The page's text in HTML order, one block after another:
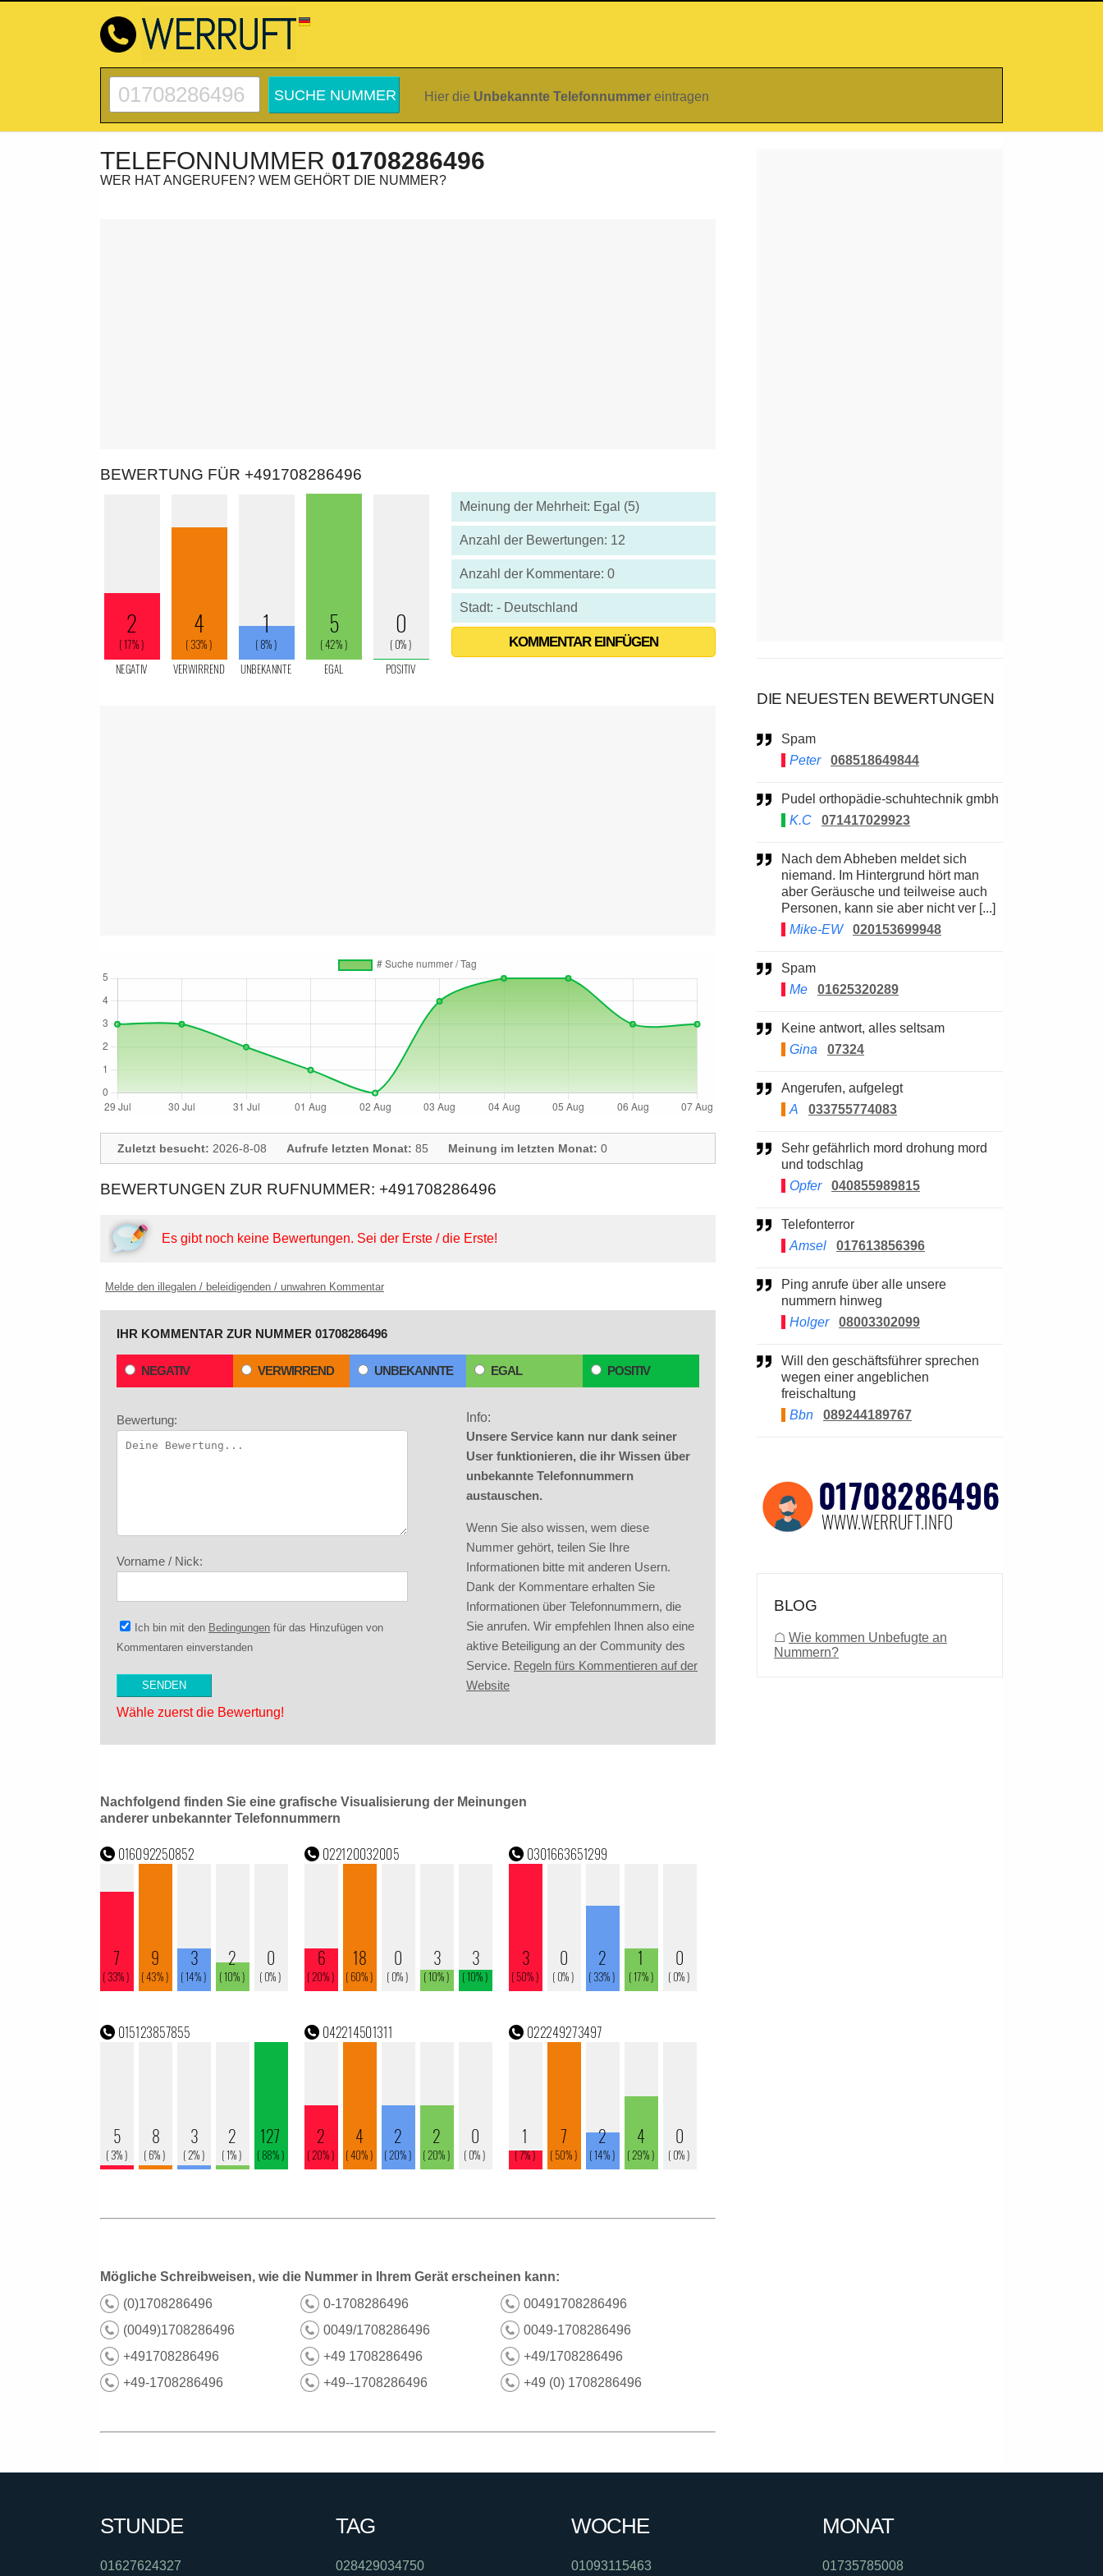
Hier die Unbekannte Telefonnummer eintragen
TELEFONNUMMER 01708286496
WER HAT ANGERUFEN? WEM GEHÖRT DIE NUMMER?
BEWERTUNG FÜR +491708286496
Meinung der Mehrheit: Egal (5)
Anzahl der Bewertungen: 12
Anzahl der Kommentare: 0
Stadt: - Deutschland
KOMMENTAR EINFÜGEN
Zuletzt besucht: 2026-8-08 Aufrufe letzten Monat: 85 Meinung im letzten Monat: 0
BEWERTUNGEN ZUR RUFNUMMER: +491708286496
Es gibt noch keine Bewertungen. Sei der Erste / die Erste!
Melde den illegalen / beleidigenden / unwahren Kommentar
IHR KOMMENTAR ZUR NUMMER 01708286496
NEGATIV VERWIRREND UNBEKANNTE EGAL POSITIV
Bewertung:
Vorname / Nick:
Ich bin mit den Bedingungen für das Hinzufügen von
Kommentaren einverstanden
Wähle zuerst die Bewertung!
Info:
Unsere Service kann nur dank seiner
User funktionieren, die ihr Wissen über
unbekannte Telefonnummern
austauschen.
Wenn Sie also wissen, wem diese
Nummer gehört, teilen Sie Ihre
Informationen bitte mit anderen Usern.
Dank der Kommentare erhalten Sie
Informationen über Telefonnummern, die
Sie anrufen. Wir empfehlen Ihnen also eine
aktive Beteiligung an der Community des
Service. Regeln fürs Kommentieren auf der
Website
Nachfolgend finden Sie eine grafische Visualisierung der Meinungen
anderer unbekannter Telefonnummern
Mögliche Schreibweisen, wie die Nummer in Ihrem Gerät erscheinen kann:
(0)1708286496
0-1708286496
00491708286496
(0049)1708286496
0049/1708286496
0049-1708286496
+491708286496
+49 1708286496
+49/1708286496
+49-1708286496
+49--1708286496 +49 (0) 1708286496
DIE NEUESTEN BEWERTUNGEN
Spam
Peter
068518649844
Pudel orthopädie-schuhtechnik gmbh
K.C
071417029923
Nach dem Abheben meldet sich
niemand. Im Hintergrund hört man
aber Geräusche und teilweise auch
Personen, kann sie aber nicht ver [...]
Mike-EW
020153699948
Spam
Me
01625320289
Keine antwort, alles seltsam
Gina
07324
Angerufen, aufgelegt
A
033755774083
Sehr gefährlich mord drohung mord
und todschlag
Opfer
040855989815
Telefonterror
Amsel
017613856396
Ping anrufe über alle unsere
nummern hinweg
Holger
08003302099
Will den geschäftsführer sprechen
wegen einer angeblichen
freischaltung
Bbn
089244189767
BLOG
☖ Wie kommen Unbefugte an
Nummern?
STUNDE
01627624327
TAG
028429034750
WOCHE
01093115463
MONAT
01735785008